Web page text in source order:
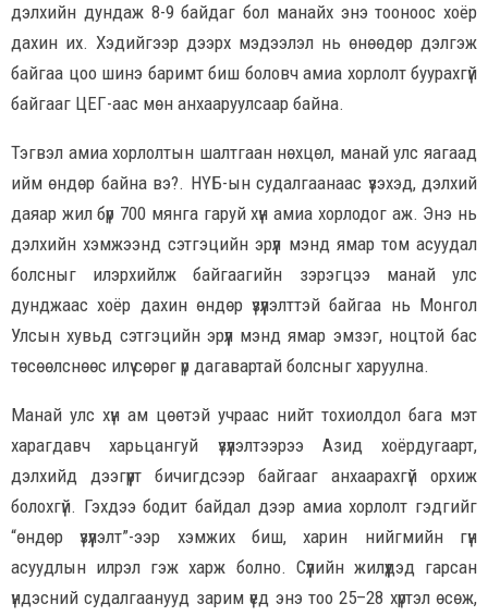
дэлхийн дундаж 8-9 байдаг бол манайх энэ тооноос хоёр
дахин их. Хэдийгээр дээрх мэдээлэл нь өнөөдөр дэлгэж
байгаа цоо шинэ баримт биш боловч амиа хорлолт буурахгүй
байгааг ЦЕГ-аас мөн анхааруулсаар байна.
Тэгвэл амиа хорлолтын шалтгаан нөхцөл, манай улс яагаад
ийм өндөр байна вэ?. НҮБ-ын судалгаанаас үзэхэд, дэлхий
даяар жил бүр 700 мянга гаруй хүн амиа хорлодог аж. Энэ нь
дэлхийн хэмжээнд сэтгэцийн эрүүл мэнд ямар том асуудал
болсныг илэрхийлж байгаагийн зэрэгцээ манай улс
дунджаас хоёр дахин өндөр үзүүлэлттэй байгаа нь Монгол
Улсын хувьд сэтгэцийн эрүүл мэнд ямар эмзэг, ноцтой бас
төсөөлснөөс илүү сөрөг үр дагавартай болсныг харуулна.
Манай улс хүн ам цөөтэй учраас нийт тохиолдол бага мэт
харагдавч харьцангуй үзүүлэлтээрээ Азид хоёрдугаарт,
дэлхийд дээгүүрт бичигдсээр байгааг анхаарахгүй орхиж
болохгүй. Гэхдээ бодит байдал дээр амиа хорлолт гэдгийг
“өндөр үзүүлэлт”-ээр хэмжих биш, харин нийгмийн гүн
асуудлын илрэл гэж харж болно. Сүүлийн жилүүдэд гарсан
үндэсний судалгаанууд зарим үед энэ тоо 25–28 хүртэл өсөж,